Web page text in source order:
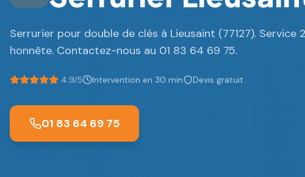
Serrurier pour double de clés à Lieusaint (77127).
honnête. Contactez-nous au 01 83 64 69 75.
4.9/5 Intervention en 30 min Devis gratuit
01 83 64 69 75